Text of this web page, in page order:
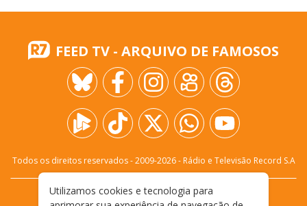
FEED TV - ARQUIVO DE FAMOSOS
Todos os direitos reservados - 2009-2026- Rádio e Televisão Record S.A
FALE CONOSCO PRIVACIDADE
Utilizamos cookies e tecnologia para